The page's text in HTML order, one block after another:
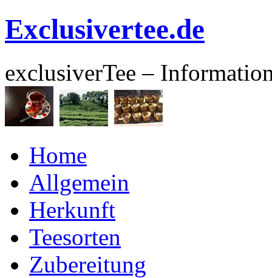
Exclusivertee.de
exclusiverTee –
Home
Allgemein
Herkunft
Teesorten
Zubereitung